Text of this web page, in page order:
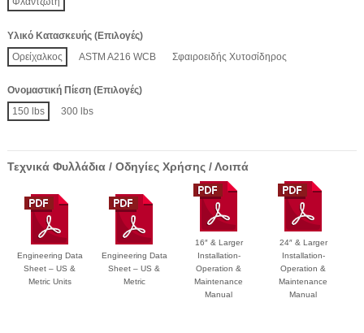
Υλικό Κατασκευής (Επιλογές)
Ορείχαλκος
ASTM A216 WCB Σφαιροειδής Χυτοσίδηρος
Ονομαστική Πίεση (Επιλογές)
150 lbs
300 lbs
Τεχνικά Φυλλάδια / Οδηγίες Χρήσης / Λοιπά
Engineering Data
Sheet – US &
Metric Units
Engineering Data
Sheet – US &
Metric
16″ & Larger
Installation-
Operation &
Maintenance
Manual
24″ & Larger
Installation-
Operation &
Maintenance
Manual